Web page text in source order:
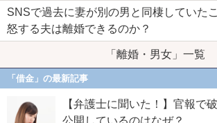
SNSで過去に妻が別の男と同棲していた
怒する夫は離婚できるのか？
「離婚・男女」一覧
「借金」の最新記事
【弁護士に聞いた！】官報で